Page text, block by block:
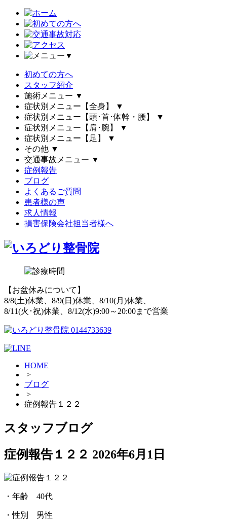
▼
初めての方へ
スタッフ紹介
施術メニュー ▼
症状別メニュー【全身】
▼
症状別メニュー【頭･首･体幹・腰】
▼
症状別メニュー【肩･腕】
▼
症状別メニュー【足】
▼
その他 ▼
交通事故メニュー ▼
症例報告
ブログ
よくあるご質問
患者様の声
求人情報
損害保険会社担当者様へ
【お盆休みについて】
8/8(土)休業、8/9(日)休業、8/10(月)休業、
8/11(火･祝)休業、8/12(水)9:00～20:00まで営業
HOME
>
ブログ
>
症例報告１２２
スタッフブログ
症例報告１２２ 2026年6月1日
・年齢 40代
・性別 男性